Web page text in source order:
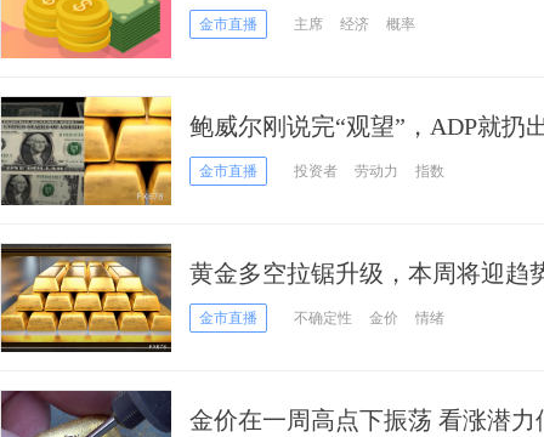
非农驾到
金市直播 主席 经济 概率
鲍威尔刚说完“观望”，ADP就扔
涨，今夜市场在恐惧什么？
金市直播 投资者 劳动力 指数
黄金多空拉锯升级，本周将迎趋
金市直播 不确定性 金价 情绪
金价在一周高点下振荡 看涨潜力